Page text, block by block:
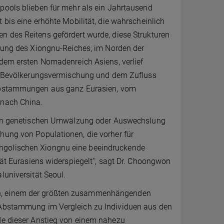
blieben für mehr als ein Jahrtausend
bis eine erhöhte Mobilität, die wahrscheinlich
des Reitens gefördert wurde, diese Strukturen
des Xiongnu-Reiches, im Norden der
ersten Nomadenreich Asiens, verlief
und dem Zufluss
aus ganz Eurasien, vom
China.
genetischen Umwälzung oder Auswechslung
von Populationen, die vorher für
Xiongnu eine beeindruckende
Eurasiens widerspiegelt“, sagt Dr. Choongwon
Seoul.
der größten zusammenhängenden
im Vergleich zu Individuen aus den
dieser Anstieg von einem nahezu